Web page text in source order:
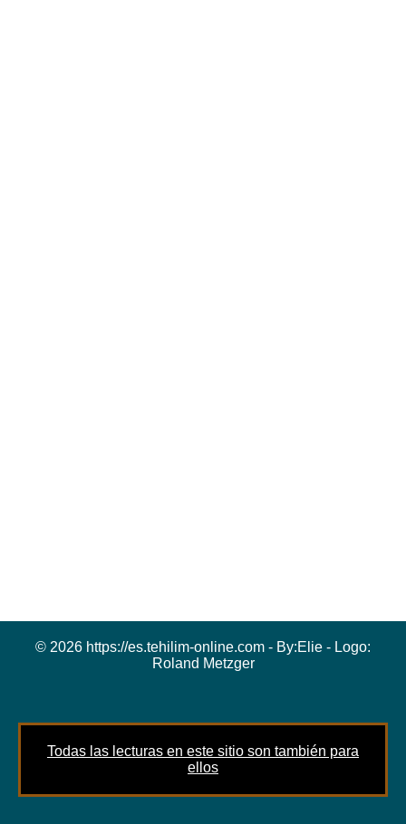
© 2026 https://es.tehilim-online.com - By:Elie - Logo:
Roland Metzger
Todas las lecturas en este sitio son también para
ellos